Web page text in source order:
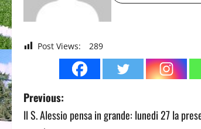
Post Views: 289
P
Previous:
Il S. Alessio pensa in grande: lunedi 27 la